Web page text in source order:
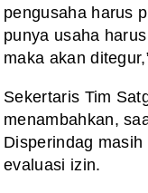
pengusaha harus
punya usaha
maka akan
Sekertaris Tim
menambahkan,
Disperindag
evaluasi izin.